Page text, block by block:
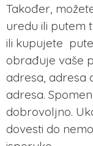
Također,
uredu ili putem
ili kupujete
obrađuje vaše
adresa, adresa
adresa.
dobrovoljno.
dovesti do